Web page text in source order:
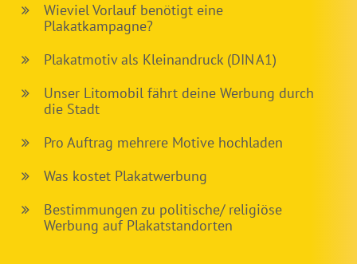
Wieviel Vorlauf benötigt eine
Plakatkampagne?
Plakatmotiv als Kleinandruck (DIN A1)
Unser Litomobil fährt deine Werbung durch
die Stadt
Pro Auftrag mehrere Motive hochladen
Was kostet Plakatwerbung
Bestimmungen zu politische/ religiöse
Werbung auf Plakatstandorten